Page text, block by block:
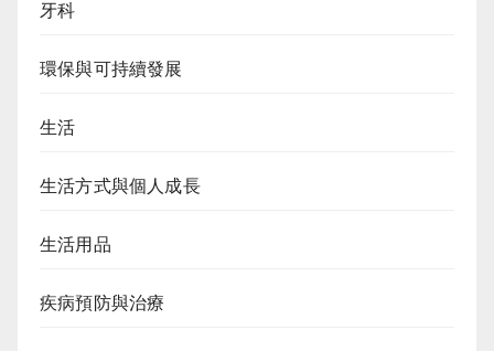
牙科
環保與可持續發展
生活
生活方式與個人成長
生活用品
疾病預防與治療